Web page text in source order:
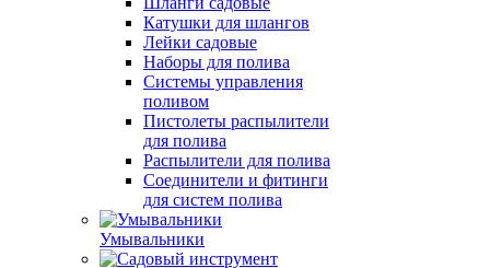
Катушки для шлангов
Лейки садовые
Наборы для полива
Системы управления
поливом
Пистолеты распылители
для полива
Распылители для полива
Соединители и фитинги
для систем полива
Умывальники